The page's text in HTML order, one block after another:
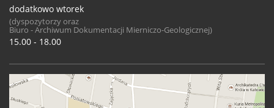
dodatkowo wtorek
(dyspozytorzy oraz
Biuro - Archiwum Dokumentacji Mierniczo-Geologicznej)
15.00 - 18.00